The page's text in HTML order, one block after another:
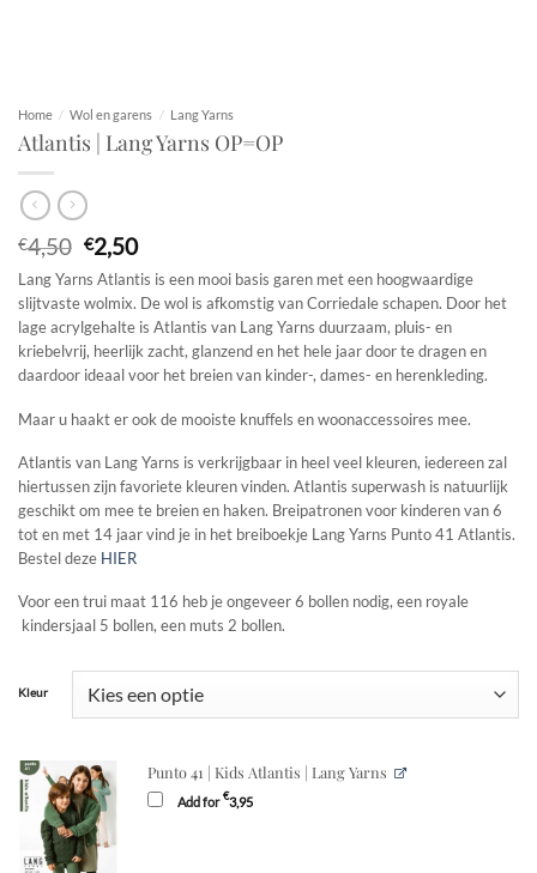
Home / Wol en garens / Lang Yarns
Atlantis | Lang Yarns OP=OP
€4,50 Oorspronkelijke
prijs
was:
€4,50.
€2,50Huidige
prijs
is:
€2,50.
Lang Yarns Atlantis is een mooi basis garen met een hoogwaardige
slijtvaste wolmix. De wol is afkomstig van Corriedale schapen. Door het
lage acrylgehalte is Atlantis van Lang Yarns duurzaam, pluis- en
kriebelvrij, heerlijk zacht, glanzend en het hele jaar door te dragen en
daardoor ideaal voor het breien van kinder-, dames- en herenkleding.
Maar u haakt er ook de mooiste knuffels en woonaccessoires mee.
Atlantis van Lang Yarns is verkrijgbaar in heel veel kleuren, iedereen zal
hiertussen zijn favoriete kleuren vinden. Atlantis superwash is natuurlijk
geschikt om mee te breien en haken. Breipatronen voor kinderen van 6
tot en met 14 jaar vind je in het breiboekje Lang Yarns Punto 41 Atlantis.
Bestel deze HIER
Voor een trui maat 116 heb je ongeveer 6 bollen nodig, een royale
kindersjaal 5 bollen, een muts 2 bollen.
Kleur
Punto 41 | Kids Atlantis | Lang Yarns
Add for €3,95